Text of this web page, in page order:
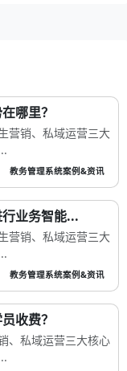
哪里？
营销、私域运营三大
教务管理系统案例&资讯
业务智能...
营销、私域运营三大
教务管理系统案例&资讯
收费？
、私域运营三大核心